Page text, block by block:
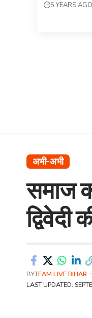
5 YEARS AGO
अभी-अभी
समाज
LAST UPDATED:
BYTEAM LIVE BIHAR